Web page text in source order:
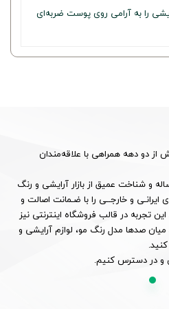
را به آرامی روی پوست ضربه‌ای
از دو دهه همراهی با علاقه‌مندان
در ایرج گالری با تکیه بر تجربه ۲۰ ساله و شناخت عمیق از بازار آرایشی و رنگ
و خارجــی را با ضـمانت اصالت و
تجربه در قالب فروشگاه اینترنتی نیز
صدها مدل رنگ مو، لوازم آرایشی و
و در دسترس کنیم.